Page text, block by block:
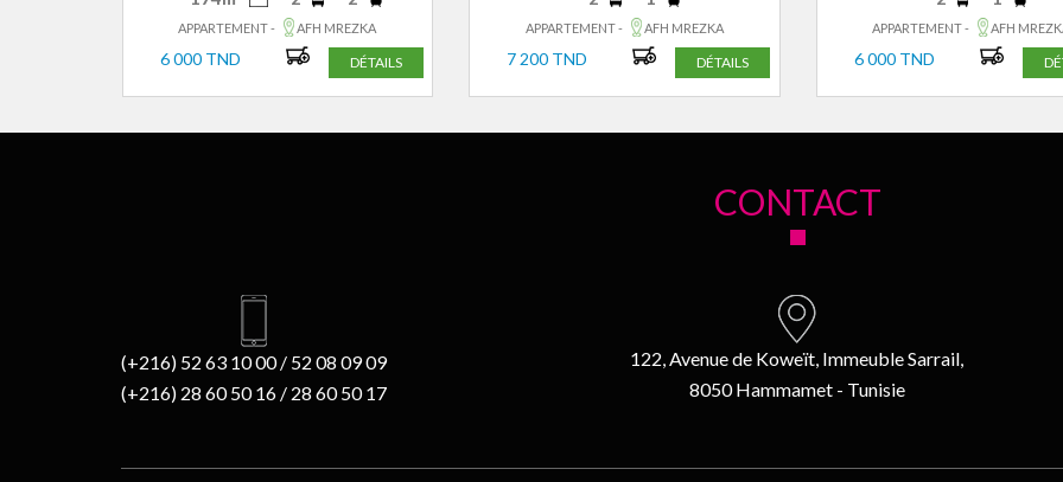
APPARTEMENT - AFH MREZKA
6 000 TND DÉTAILS
APPARTEMENT - AFH MREZKA
7 200 TND DÉTAILS
APPARTEMENT - AFH
6 000 TND
CONTACT
(+216) 52 63 10 00 / 52 08 09 09
(+216) 28 60 50 16 / 28 60 50 17
122, Avenue de Koweït, Immeuble Sarrail,
8050 Hammamet - Tunisie